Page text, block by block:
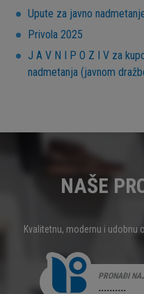
Upute za javno
Privola 2025
J A V N I P O Z I V za
nadmetanja (javnom
NAŠE
Kvalitetnu, modernu i udobnu
PRONAĐI
..........